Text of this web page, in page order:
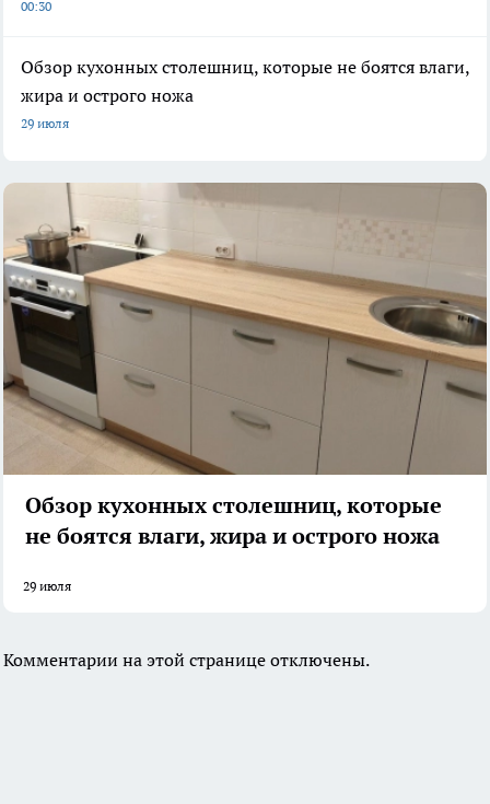
00:30
Обзор кухонных столешниц, которые не боятся влаги,
жира и острого ножа
29 июля
Обзор кухонных столешниц, которые
не боятся влаги, жира и острого ножа
29 июля
Комментарии на этой странице отключены.